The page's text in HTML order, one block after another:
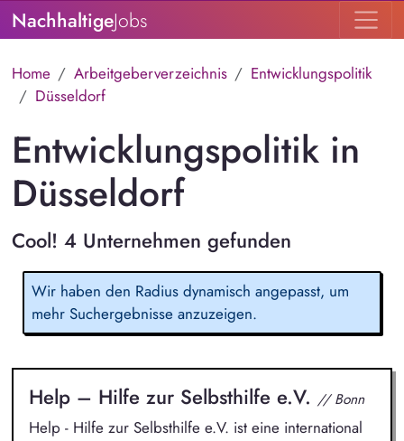
NachhaltigeJobs
Home Arbeitgeberverzeichnis
Entwicklungspolitik
Düsseldorf
Entwicklungspolitik in
Düsseldorf
Cool! 4 Unternehmen gefunden
Wir haben den Radius dynamisch angepasst, um
mehr Suchergebnisse anzuzeigen.
Help – Hilfe zur Selbsthilfe e.V. // Bonn
Help - Hilfe zur Selbsthilfe e.V. ist eine international